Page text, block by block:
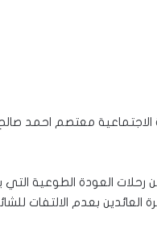
الاجتماعية معتصم احمد
العودة الطوعية التي
العائدين بعدم الالتفات